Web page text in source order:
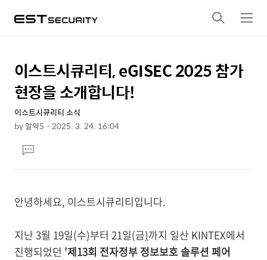
검
색
메
뉴
상
세
컨
텐
본
문
제
목
이스트시큐리티, eGISEC 2025 참가
현장을 소개합니다!
이스트시큐리티 소식
by알약5 2025. 3. 24. 16:04
문댓
글
안녕하세요, 이스트시큐리티입니다.
지난 3월 19일(수)부터 21일(금)까지 일산 KINTEX에서
진행되었던 '제13회 전자정부 정보보호 솔루션 페어